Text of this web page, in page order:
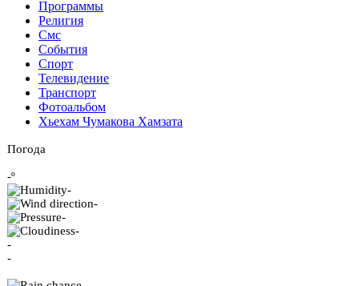
Программы
Религия
Смс
События
Спорт
Телевидение
Транспорт
Фотоальбом
Хьехам Чумакова Хамзата
Погода
-º
-
-
-
-
-
-